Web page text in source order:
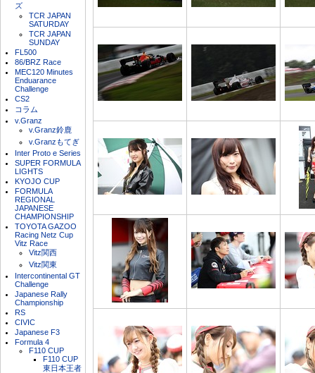
ズ
TCR JAPAN
SATURDAY
TCR JAPAN
SUNDAY
FL500
86/BRZ Race
MEC120 Minutes
Enduarance
Challenge
CS2
コラム
v.Granz
v.Granz鈴鹿
v.Granzもてぎ
Inter Proto e Series
SUPER FORMULA
LIGHTS
KYOJO CUP
FORMULA
REGIONAL
JAPANESE
CHAMPIONSHIP
TOYOTA GAZOO
Racing Netz Cup
Vitz Race
Vitz関西
Vitz関東
Intercontinental GT
Challenge
Japanese Rally
Championship
RS
CIVIC
Japanese F3
Formula 4
F110 CUP
F110 CUP
東日本王者